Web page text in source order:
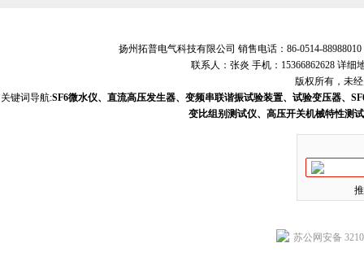
扬州拓普电气科技有限公司 销售电话：86-0514-
联系人：张炎 手机：15366862628 详
版权所有，未
关键词导航:SF6微水仪、直流高压发生器、变频串联谐振试验装置、试验变压器、
变比组别测试仪、高压开关机械特性测
苏公网安备